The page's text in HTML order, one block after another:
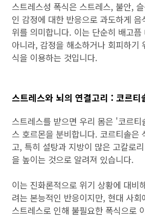
스트레스성 폭식은 스트레스, 불안,
인 감정에 대한 반응으로 과도하게 음
위를 의미합니다. 이는 단순히 배고픔
아니라, 감정을 해소하거나 회피하기
식을 이용하는 것입니다.
스트레스와 뇌의 연결고리 : 코르티
스트레스를 받으면 우리 몸은 '코르
스 호르몬을 분비합니다. 코르티솔은
고, 특히 설탕과 지방이 많은 고칼로
을 높이는 것으로 알려져 있습니다.
이는 진화론적으로 위기 상황에 대비
려는 본능적인 반응이지만, 현대 사회
스트레스로 인해 불필요한 폭식으로